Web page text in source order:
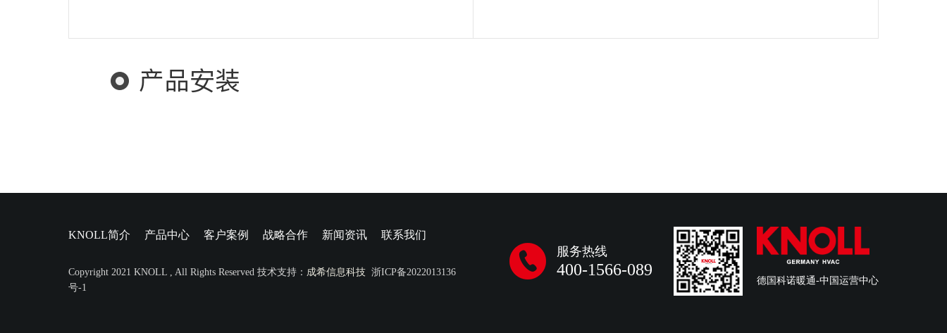
产品安装
KNOLL简介 产品中心 客户案例 战略合作 新闻资讯 联系我们
Copyright 2021 KNOLL , All Rights Reserved 技术支持： 成希信息科技 浙ICP备2022013136
号-1
服务热线
400-1566-089
德国科诺暖通-中国运营中心